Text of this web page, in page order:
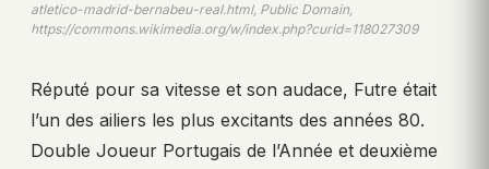
atletico-madrid-bernabeu-real.html, Public Domain,
https://commons.wikimedia.org/w/index.php?curid=118027309
Réputé pour sa vitesse et son audace, Futre était
l’un des ailiers les plus excitants des années 80.
Double Joueur Portugais de l’Année et deuxième